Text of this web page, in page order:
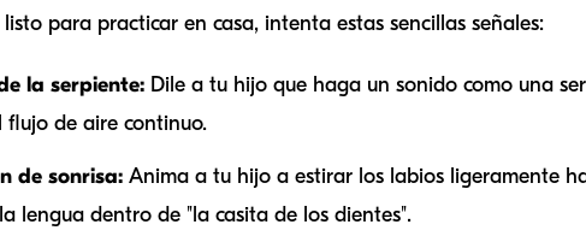
para practicar en casa, intenta estas sencillas señales:
la serpiente: Dile a tu hijo que haga un sonido como una
flujo de aire continuo.
de sonrisa: Anima a tu hijo a estirar los labios ligeramente
lengua dentro de "la casita de los dientes".